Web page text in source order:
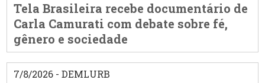
Tela Brasileira recebe documentário de
Carla Camurati com debate sobre fé,
gênero e sociedade
7/8/2026 - DEMLURB